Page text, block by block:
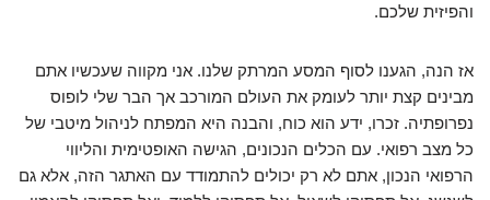
והפיזית שלכם.
אז הנה, הגענו לסוף המסע המרתק שלנו. אני מקווה שעכשיו אתם
מבינים קצת יותר לעומק את העולם המורכב אך הבר שלי לופוס
נפרופתיה. זכרו, ידע הוא כוח, והבנה היא המפתח לניהול מיטבי של
כל מצב רפואי. עם הכלים הנכונים, הגישה האופטימית והליווי
הרפואי הנכון, אתם לא רק יכולים להתמודד עם האתגר הזה, אלא גם